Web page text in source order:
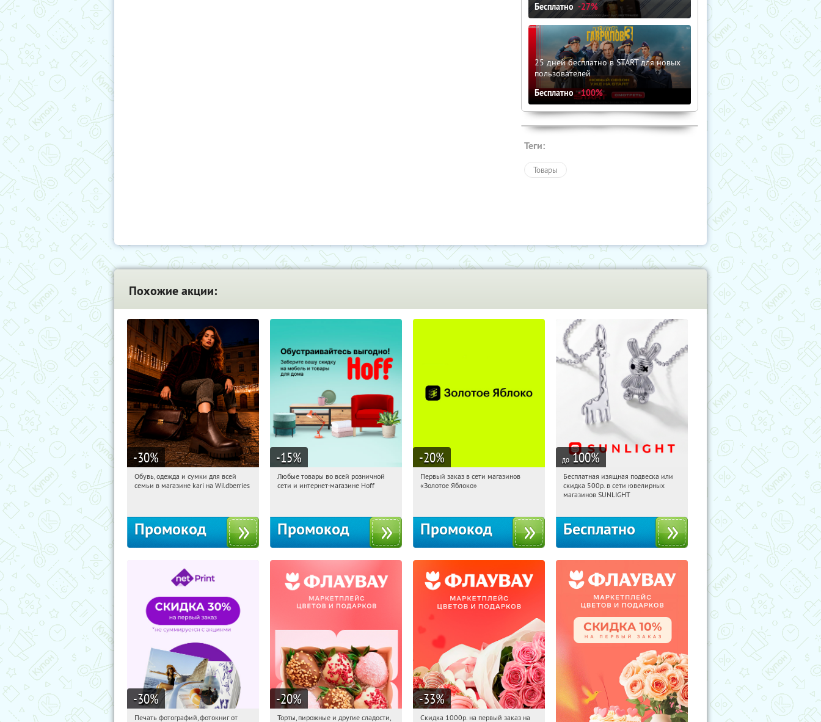
Бесплатно -27%
25 дней бесплатно в START для новых
пользователей
Бесплатно -100%
Теги:
Товары
Похожие акции:
-30%
09:51:07 Получили:
Обувь, одежда и сумки для всей
семьи в магазине kari на Wildberries
Промокод
-15%
09:51:07 Получили:
Любые товары во всей розничной
сети и интернет-магазине Hoff
Промокод
-20%
09:51:07
Получи первым!
Первый заказ в сети магазинов
«Золотое Яблоко»
Промокод
до 100%
09:51:07 Получили:
Россия
Бесплатная изящная подвеска или
скидка 500р. в сети ювелирных
магазинов SUNLIGHT
Бесплатно
-30%
09:51:07 Получили:
Печать фотографий, фотокниг от
-20%
09:51:07 Получили:
Торты, пирожные и другие сладости,
-33%
09:51:07 Получили:
Скидка 1000р. на первый заказ на